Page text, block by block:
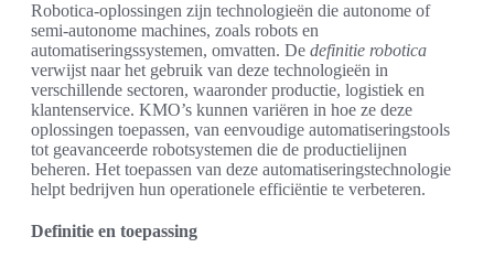
Robotica-oplossingen zijn technologieën die autonome of
semi-autonome machines, zoals robots en
automatiseringssystemen, omvatten. De definitie robotica
verwijst naar het gebruik van deze technologieën in
verschillende sectoren, waaronder productie, logistiek en
klantenservice. KMO’s kunnen variëren in hoe ze deze
oplossingen toepassen, van eenvoudige automatiseringstools
tot geavanceerde robotsystemen die de productielijnen
beheren. Het toepassen van deze automatiseringstechnologie
helpt bedrijven hun operationele efficiëntie te verbeteren.
Definitie en toepassing